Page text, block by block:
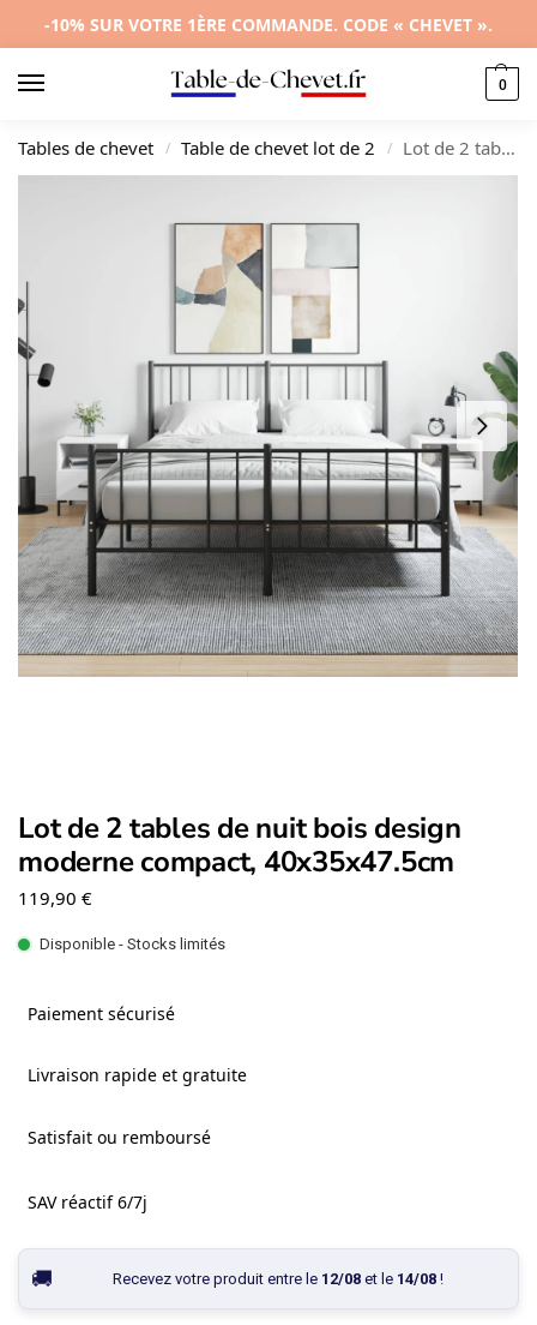
-10% SUR VOTRE 1ÈRE COMMANDE. CODE « CHEVET ».
0
Tables de chevet / Table de chevet lot de 2 / Lot de 2 tables de nuit bois design moderne compact, 40x35x47.5cm
Lot de 2 tables de nuit bois design
moderne compact, 40x35x47.5cm
119,90 €
Disponible - Stocks limités
Paiement sécurisé
Livraison rapide et gratuite
Satisfait ou remboursé
SAV réactif 6/7j
Recevez votre produit entre le 12/08et le 14/08!